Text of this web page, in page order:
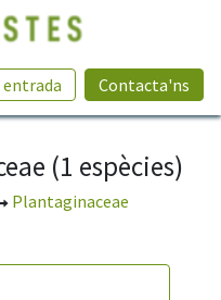
Contacta'ns
(1 espècies)
Plantaginaceae